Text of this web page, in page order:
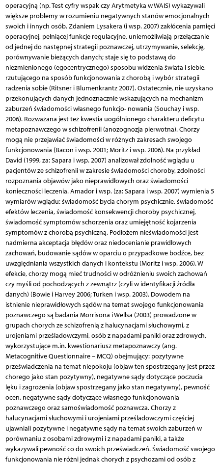
operacyjną (np. Test cyfry wspak czy Arytmetyka w WAIS) wykazywali
większe problemy w rozumieniu negatywnych stanów emocjonalnych
swoich i innych osób. Zdaniem Lysakera (i wsp. 2007) zakłócenia pamięci
operacyjnej, pełniącej funkcje regulacyjne, uniemożliwiają przełączanie
od jednej do następnej strategii poznawczej, utrzymywanie, selekcję,
porównywanie bieżących danych; staje się to podstawą do
niezmienionego (egocentrycznego) sposobu widzenia świata i siebie,
rzutującego na sposób funkcjonowania z chorobą i wybór strategii
radzenia sobie (Ritsner i Blumenkrantz 2007). Ostatecznie, nie uzyskano
przekonujących danych jednoznacznie wskazujących na mechanizm
zaburzeń świadomości własnego funkcjo- nowania (Souchay i wsp.
2006). Rozważana jest też kwestia uogólnionego charakteru deficytu
metapoznawczego w schizofrenii (anozognozja pierwotna). Chorzy
mogą nie przejawiać świadomości w różnych zakresach swojego
funkcjonowania (Bacon i wsp. 2001; Moritz i wsp. 2006). Na przykład
David (1999, za: Sapara i wsp. 2007) analizował zdolność wglądu u
pacjentów ze schizofrenii w zakresie świadomości choroby, zdolności
rozpoznania objawów jako nieprawidłowych oraz świadomości
konieczności leczenia. Amador i wsp. (za: Sapara i wsp. 2007) wymienia 5
wymiarów wglądu: świadomość bycia chorym psychicznie, świadomość
efektów leczenia, świadomość konsekwencji choroby psychicznej,
świadomość symptomów schorzenia oraz umiejętność kojarzenia
symptomów z chorobą psychiczną. Podłożem nieświadomości jest
nadmierna akceptacja błędów oraz niedocenianie prawidłowych
zachowań, budowanie sądów w oparciu o przypadkowe bodźce, bez
uwzględniania wszystkich danych i kontekstu (Moritz i wsp. 2006). W
efekcie, chorzy mogą mieć trudności w odróżnieniu swoich zachowań
czy myśli od pochodzących z zewnątrz (czyli w identyfikacji źródła
danych) (Bowie i Harvey 2006; Turken i wsp. 2003). Dowodem na
istnienie nieprawidłowych sądów na temat swojego funkcjonowania
poznawczego są badania Morrisona i Wellsa (2003) prowadzone w
grupach chorych ze schizofrenią z halucynacjami słuchowymi, z
urojeniami prześladowczymi, osób z napadami paniki oraz zdrowych,
wykorzystujące m.in. kwestionariusz metapoznawczy (ang.
Metacognitive Questionnaire – MCQ) obejmujący: pozytywne
przeświadczenia na temat niepokoju (objaw ten spostrzegany jest przez
chorego jako stan pozytywny), negatywne sądy dotyczące poczucia
lęku i zagrożenia (objaw spostrzegany jako stan negatywny), pewność
ocen, negatywne sądy dotyczące własnego funkcjonowania
poznawczego oraz samoświadomość poznawcza. Chorzy z
halucynacjami słuchowymi i urojeniami prześladowczymi częściej
ujawniali pozytywne i negatywne sądy na temat swoich zaburzeń w
porównaniu z osobami zdrowymi i z napadami paniki, a także
wykazywali pewność co do swoich przeświadczeń. Świadomość swojego
funkcjonowania nie różni jednak chorych z psychozami od osób z